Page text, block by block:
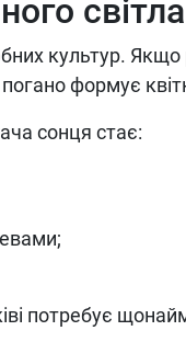
світла
культур.
формує
сонця стає:
потребує